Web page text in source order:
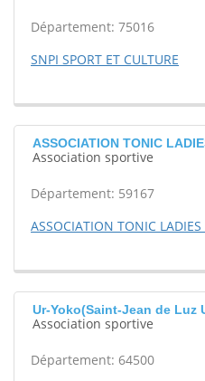
Département: 75016
SNPI SPORT ET CULTURE
ASSOCIATION TONIC
Association sportive
Département: 59167
ASSOCIATION TONIC LADIES
Ur-Yoko(Saint-Jean de Luz
Association sportive
Département: 64500